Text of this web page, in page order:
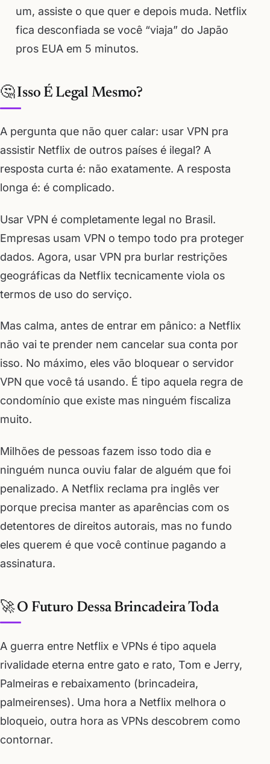
um, assiste o que quer e depois muda. Netflix
fica desconfiada se você “viaja” do Japão
pros EUA em 5 minutos.
🤔 Isso É Legal Mesmo?
A pergunta que não quer calar: usar VPN pra
assistir Netflix de outros países é ilegal? A
resposta curta é: não exatamente. A resposta
longa é: é complicado.
Usar VPN é completamente legal no Brasil.
Empresas usam VPN o tempo todo pra proteger
dados. Agora, usar VPN pra burlar restrições
geográficas da Netflix tecnicamente viola os
termos de uso do serviço.
Mas calma, antes de entrar em pânico: a Netflix
não vai te prender nem cancelar sua conta por
isso. No máximo, eles vão bloquear o servidor
VPN que você tá usando. É tipo aquela regra de
condomínio que existe mas ninguém fiscaliza
muito.
Milhões de pessoas fazem isso todo dia e
ninguém nunca ouviu falar de alguém que foi
penalizado. A Netflix reclama pra inglês ver
porque precisa manter as aparências com os
detentores de direitos autorais, mas no fundo
eles querem é que você continue pagando a
assinatura.
🚀 O Futuro Dessa Brincadeira Toda
A guerra entre Netflix e VPNs é tipo aquela
rivalidade eterna entre gato e rato, Tom e Jerry,
Palmeiras e rebaixamento (brincadeira,
palmeirenses). Uma hora a Netflix melhora o
bloqueio, outra hora as VPNs descobrem como
contornar.